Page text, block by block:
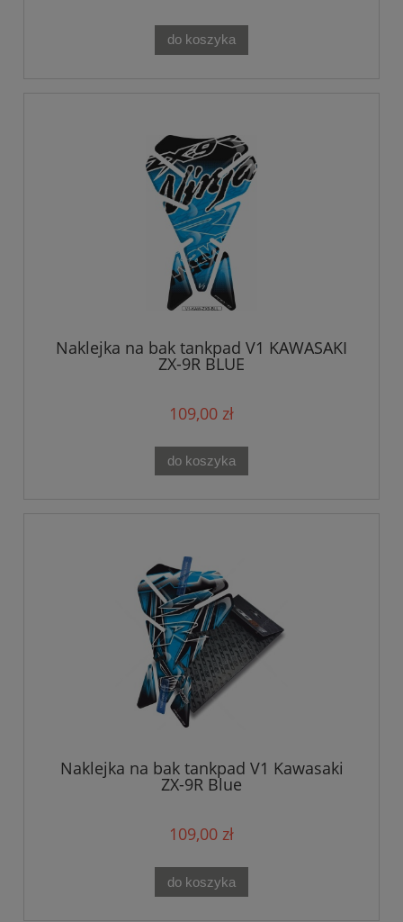
do koszyka
Naklejka na bak tankpad V1 KAWASAKI
ZX-9R BLUE
109,00 zł
do koszyka
Naklejka na bak tankpad V1 Kawasaki
ZX-9R Blue
109,00 zł
do koszyka